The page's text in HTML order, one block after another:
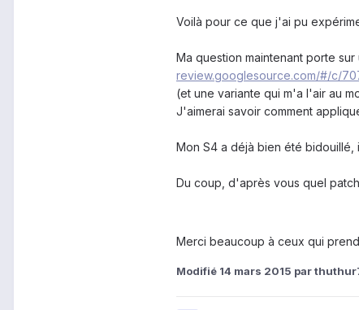
Voilà pour ce que j'ai pu
Ma question maintenant porte
review.googlesource.com/#/c/
(et une variante qui m'a l'air au
J'aimerai savoir comment
Mon S4 a déjà bien été
Du coup, d'après vous quel
Merci beaucoup à ceux qui
Modifié 14 mars 2015 par